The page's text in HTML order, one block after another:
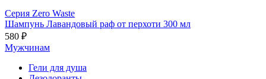
Серия Zero Waste
Шампунь Лавандовый раф от перхоти 300 мл
580 ₽
Мужчинам
Гели для душа